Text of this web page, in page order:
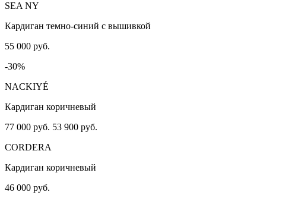
SEA NY
Кардиган темно-синий с вышивкой
55 000 руб.
-30%
NACKIYÉ
Кардиган коричневый
77 000 руб. 53 900 руб.
CORDERA
Кардиган коричневый
46 000 руб.